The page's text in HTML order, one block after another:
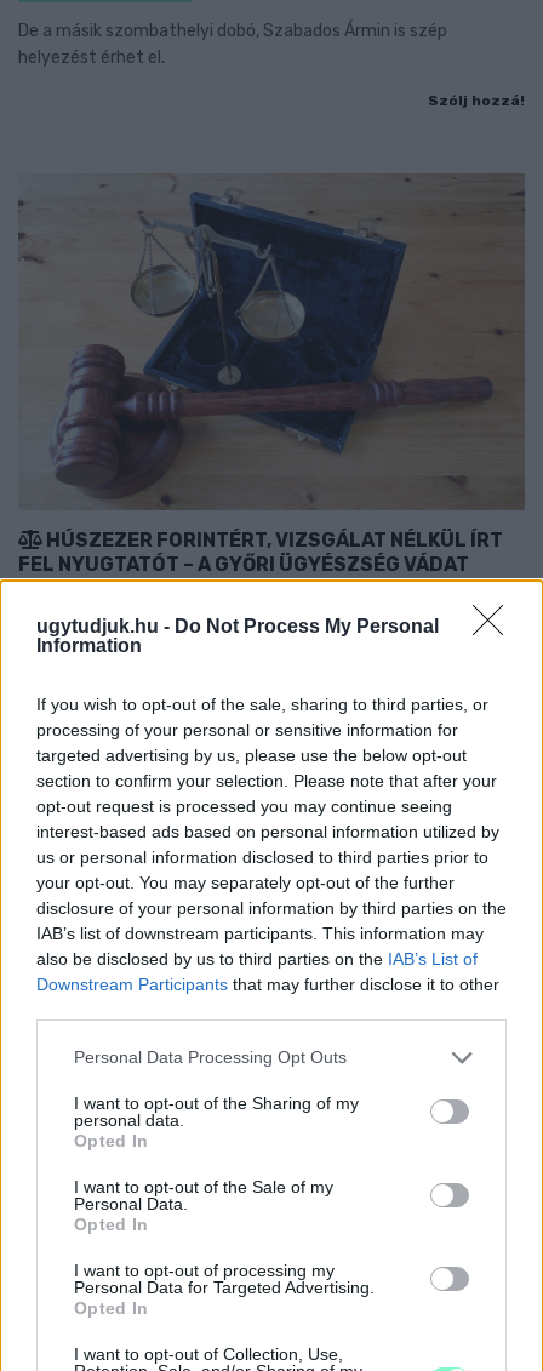
ugytudjuk.hu - Do Not Process My Personal
Information
If you wish to opt-out of the sale, sharing to third parties, or
processing of your personal or sensitive information for
targeted advertising by us, please use the below opt-out
section to confirm your selection. Please note that after your
opt-out request is processed you may continue seeing
interest-based ads based on personal information utilized by
us or personal information disclosed to third parties prior to
your opt-out. You may separately opt-out of the further
disclosure of your personal information by third parties on the
IAB’s list of downstream participants. This information may
also be disclosed by us to third parties on the IAB’s List of
Downstream Participants that may further disclose it to other
Please note that this website/app uses one or more Google
not limited to your visit or usage behaviour. You may click to
grant or deny consent to Google and its third-party tags to
use your data for below specified purposes in below Google
consent section.
Personal Data Processing Opt Outs
I want to opt-out of the Sharing of my
personal data.
Opted In
I want to opt-out of the Sale of my
Personal Data.
Opted In
I want to opt-out of processing my
Personal Data for Targeted Advertising.
Opted In
I want to opt-out of Collection, Use,
De a másik szombathelyi dobó, Szabados Ármin is szép
helyezést érhet el.
Szólj hozzá!
HÚSZEZER FORINTÉRT, VIZSGÁLAT NÉLKÜL ÍRT
FEL NYUGTATÓT – A GYŐRI ÜGYÉSZSÉG VÁDAT
EMELTEK AZ ORVOS ELLEN
A Kapuvári járás egyik állami pszichiátriai szakrendelésén
dolgozó férfi receptenként 10 ezer forintért állított ki
Szólj hozzá!
FELJELENTÉSBEN, AMIT A TISZÁS ELŐVÁLASZTÁS
KAPCSÁN NÉMETH MARTIN TETT MEG
A politikus jelölt akkor úgy nyilatkozott, hogy szerinte választási
beavatkozás történt, amiben akár a Fidesznek is szerepe
lehetett.